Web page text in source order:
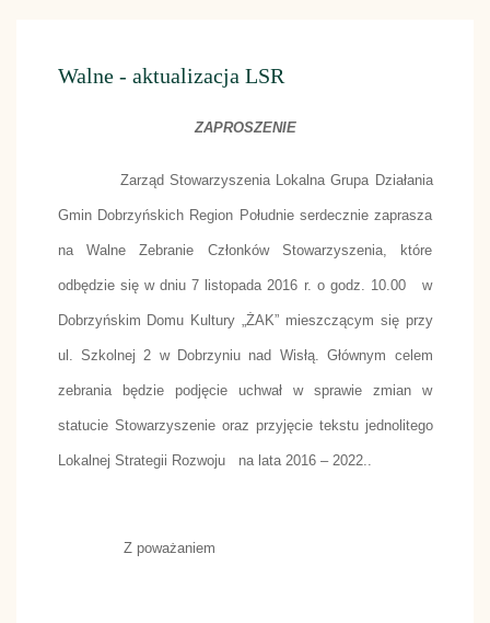
Walne - aktualizacja LSR
ZAPROSZENIE
Zarząd Stowarzyszenia Lokalna Grupa Działania
Gmin Dobrzyńskich Region Południe serdecznie zaprasza
na Walne Zebranie Członków Stowarzyszenia, które
odbędzie się w dniu 7 listopada 2016 r. o godz. 10.00 w
Dobrzyńskim Domu Kultury „ŻAK” mieszczącym się przy
ul. Szkolnej 2 w Dobrzyniu nad Wisłą. Głównym celem
zebrania będzie podjęcie uchwał w sprawie zmian w
statucie Stowarzyszenie oraz przyjęcie tekstu jednolitego
Lokalnej Strategii Rozwoju na lata 2016 – 2022..
Z poważaniem